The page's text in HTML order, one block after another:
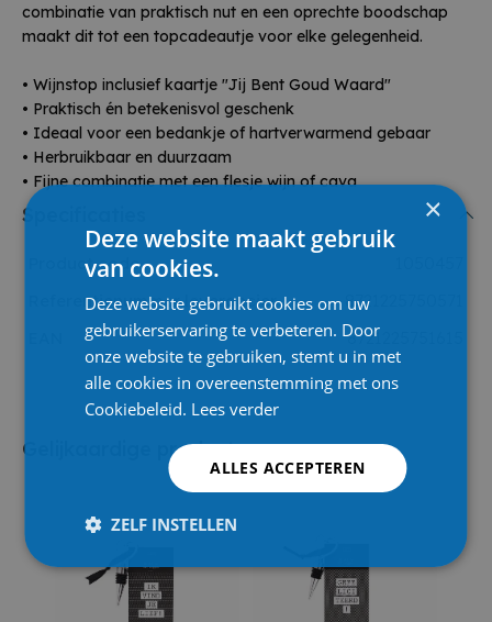
combinatie van praktisch nut en een oprechte boodschap
maakt dit tot een topcadeautje voor elke gelegenheid.
• Wijnstop inclusief kaartje "Jij Bent Goud Waard"
• Praktisch én betekenisvol geschenk
• Ideaal voor een bedankje of hartverwarmend gebaar
• Herbruikbaar en duurzaam
• Fijne combinatie met een flesje wijn of cava
Specificaties
Product code
Referentienummer leverancier
8721225750571
8721225751615
Gelijkaardige producten
×
Deze website maakt gebruik
van cookies.
Deze website gebruikt cookies om uw
gebruikerservaring te verbeteren. Door
onze website te gebruiken, stemt u in met
alle cookies in overeenstemming met ons
Cookiebeleid. Lees verder
ALLES ACCEPTEREN
ZELF INSTELLEN